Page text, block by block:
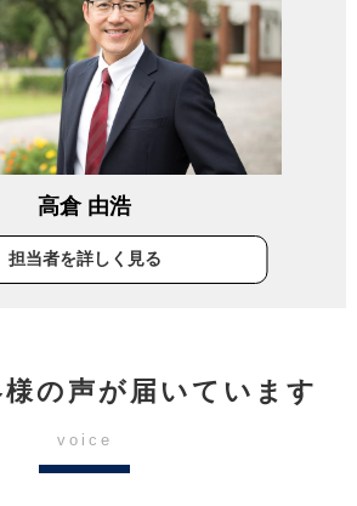
高倉 由浩
担当者を詳しく見る
の声が届いています
voice